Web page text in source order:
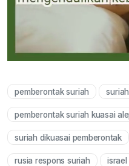
pemberontak suriah
pemberontak suriah kuasai
suriah dikuasai pemberontak
rusia respons suriah israel